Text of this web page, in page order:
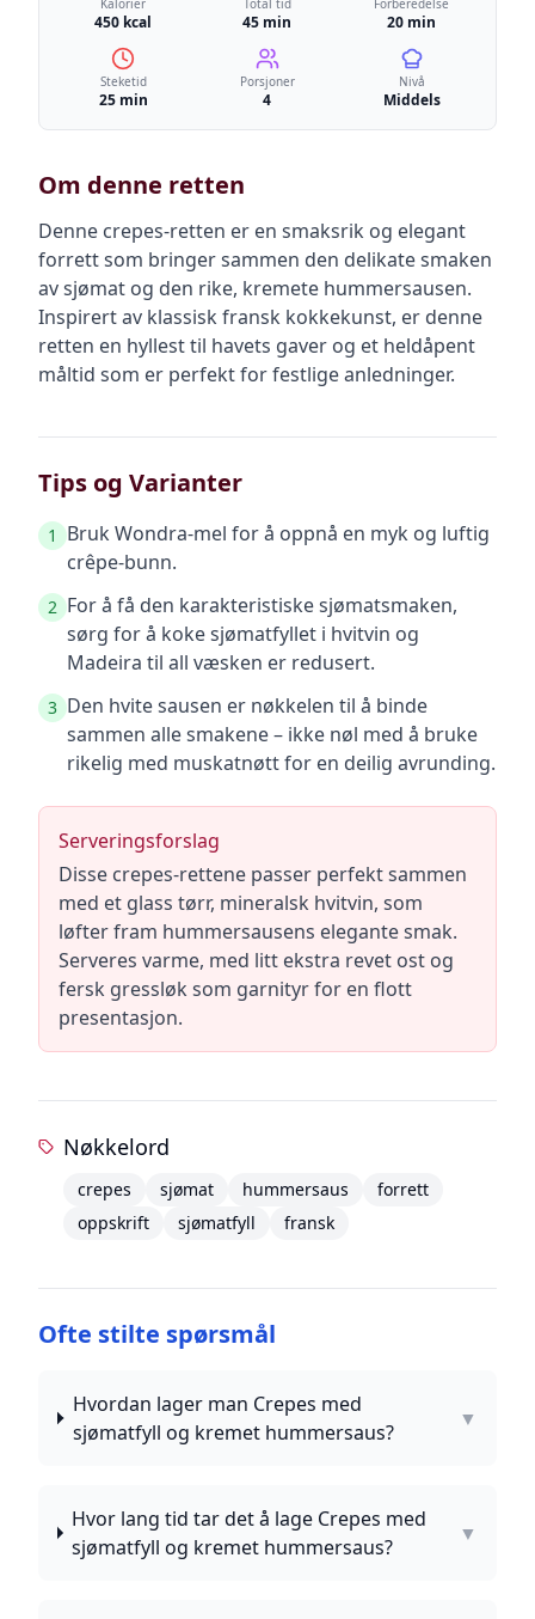
Kalorier
450 kcal
Total tid
45 min
Forberedelse
20 min
Steketid
25 min
Porsjoner
4
Nivå
Middels
Om denne retten
Denne crepes-retten er en smaksrik og elegant
forrett som bringer sammen den delikate smaken
av sjømat og den rike, kremete hummersausen.
Inspirert av klassisk fransk kokkekunst, er denne
retten en hyllest til havets gaver og et heldåpent
måltid som er perfekt for festlige anledninger.
Tips og Varianter
1
Bruk Wondra-mel for å oppnå en myk og luftig
crêpe-bunn.
2 For å få den karakteristiske sjømatsmaken,
sørg for å koke sjømatfyllet i hvitvin og
Madeira til all væsken er redusert.
3 Den hvite sausen er nøkkelen til å binde
sammen alle smakene – ikke nøl med å bruke
rikelig med muskatnøtt for en deilig avrunding.
Serveringsforslag
Disse crepes-rettene passer perfekt sammen
med et glass tørr, mineralsk hvitvin, som
løfter fram hummersausens elegante smak.
Serveres varme, med litt ekstra revet ost og
fersk gressløk som garnityr for en flott
presentasjon.
Nøkkelord
crepes sjømat hummersaus
forrett
oppskrift
sjømatfyll fransk
Ofte stilte spørsmål
Hvordan lager man Crepes med
sjømatfyll og kremet hummersaus?
▼
Hvor lang tid tar det å lage Crepes med
sjømatfyll og kremet hummersaus?
▼